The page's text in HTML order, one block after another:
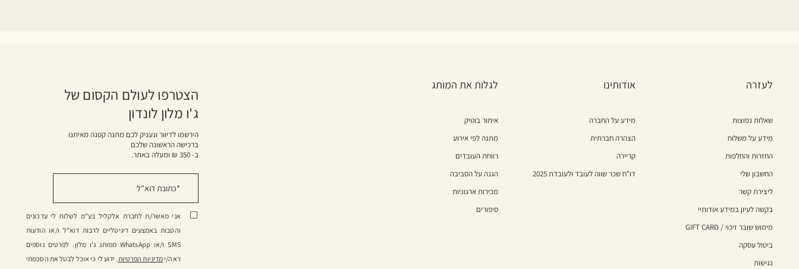
הצטרפו לעולם הקסום של
ג'ו מלון לונדון
הירשמו לדיוור ונעניק לכם מתנה קטנה מאיתנו
ברכישה הראשונה שלכם
ב- 350 ₪ ומעלה באתר.
אני מאשר/ת לחברת אלקליל בע"מ לשלוח לי עדכונים
והטבות באמצעים דיגיטליים לרבות דוא"ל ו/או הודעות
SMS ו/או WhatsApp ממותג ג'ו מלון. לפרטים נוספים
ראה/ימדיניות הפרטיות. ידוע לי כי אוכל לבטל את הסכמתי
לעזרה
שאלות נפוצות
מידע על משלוח
החזרות והחלפות
החשבון שלי
ליצירת קשר
בקשה לעיון במידע אודותיי
מימוש שובר זיכוי / GIFT CARD
ביטול עסקה
נגישות
אודותינו
מידע על החברה
הצהרה חברתית
קריירה
דו"ח שכר שווה לעובד ולעובדת 2025
לגלות את המותג
איתור בוטיק
מתנה לפי אירוע
רווחת העובדים
הגנה על הסביבה
מכירות ארגוניות
סיפורים